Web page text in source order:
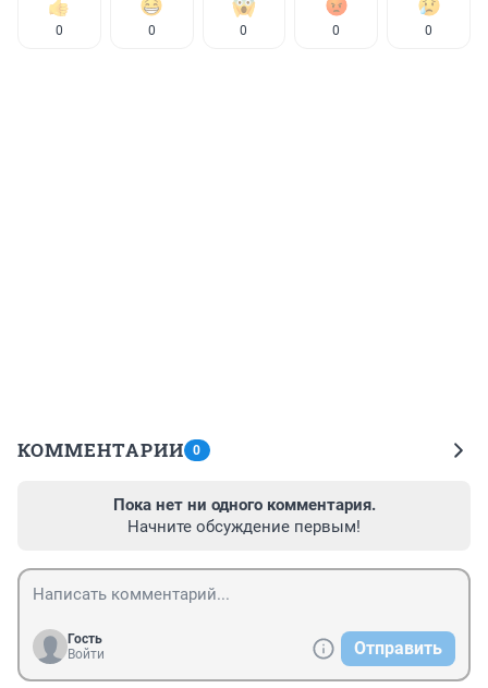
0 0 0 0 0
КОММЕНТАРИИ 0
Пока нет ни одного комментария.
Начните обсуждение первым!
Гость
Войти
Отправить